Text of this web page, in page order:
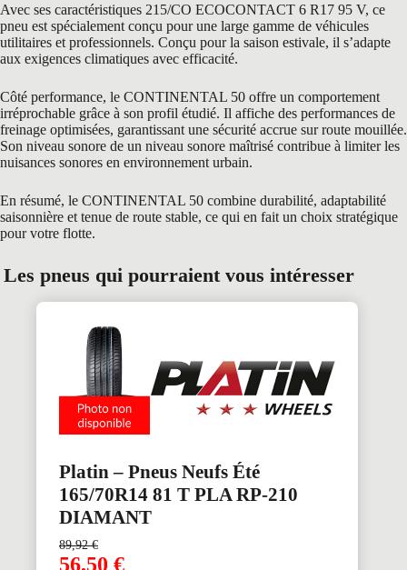
Avec ses caractéristiques 215/CO ECOCONTACT 6 R17 95 V, ce
pneu est spécialement conçu pour une large gamme de véhicules
utilitaires et professionnels. Conçu pour la saison estivale, il s’adapte
aux exigences climatiques avec efficacité.
Côté performance, le CONTINENTAL 50 offre un comportement
irréprochable grâce à son profil étudié. Il affiche des performances de
freinage optimisées, garantissant une sécurité accrue sur route mouillée.
Son niveau sonore de un niveau sonore maîtrisé contribue à limiter les
nuisances sonores en environnement urbain.
En résumé, le CONTINENTAL 50 combine durabilité, adaptabilité
saisonnière et tenue de route stable, ce qui en fait un choix stratégique
pour votre flotte.
Les pneus qui pourraient vous intéresser
Platin – Pneus Neufs Été
165/70R14 81 T PLA RP-210
DIAMANT
89,92€
56,50 €